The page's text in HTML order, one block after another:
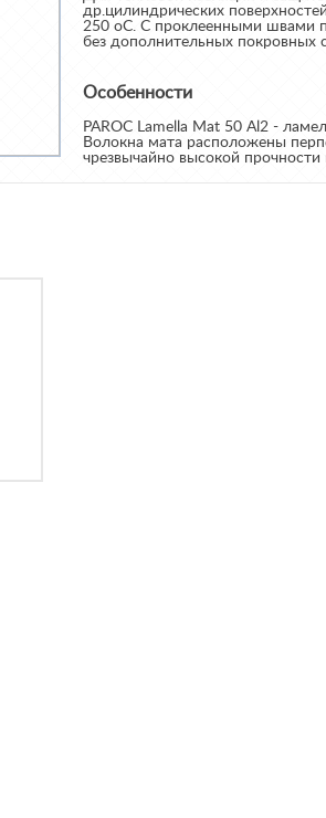
др.цилиндрических
250 оС. С проклеенными швами
без дополнительных покровных
Особенности
PAROC Lamella Mat 50 Al2 -
Волокна мата расположены
чрезвычайно высокой прочности